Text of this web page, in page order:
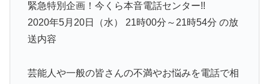
緊急特別企画！今くら本音電話センター!!
2020年5月20日（水） 21時00分～21時54分 の放
送内容
芸能人や一般の皆さんの不満やお悩みを電話で相